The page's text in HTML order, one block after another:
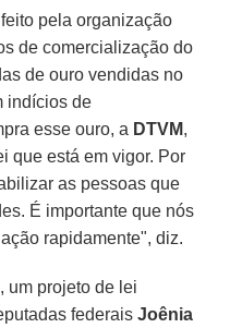
pela organização
de comercialização do
de ouro vendidas no
indícios de
esse ouro, a DTVM,
que está em vigor. Por
as pessoas que
É importante que nós
rapidamente", diz.
um projeto de lei
federaisJoênia